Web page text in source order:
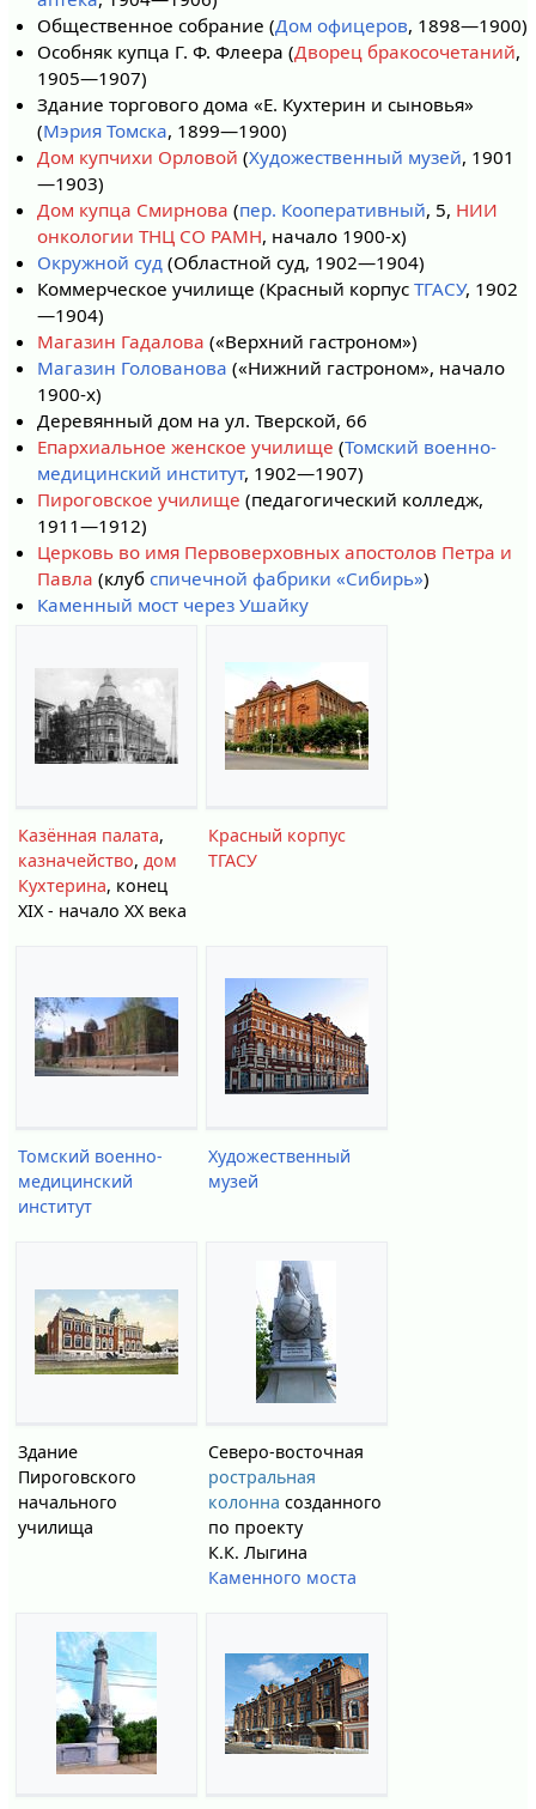
Общественное собрание (Дом офицеров, 1898—1900)
Особняк купца Г. Ф. Флеера (Дворец бракосочетаний,
1905—1907)
Здание торгового дома «Е. Кухтерин и сыновья»
(Мэрия Томска, 1899—1900)
Дом купчихи Орловой (Художественный музей, 1901
—1903)
Дом купца Смирнова (пер. Кооперативный, 5, НИИ
онкологии ТНЦ СО РАМН, начало 1900-х)
Окружной суд (Областной суд, 1902—1904)
Коммерческое училище (Красный корпусТГАСУ, 1902
—1904)
Магазин Гадалова («Верхний гастроном»)
Магазин Голованова («Нижний гастроном», начало
1900-х)
Деревянный дом на ул. Тверской, 66
Епархиальное женское училище (Томский военно-
медицинский институт, 1902—1907)
Пироговское училище (педагогический колледж,
1911—1912)
Церковь во имя Первоверховных апостолов Петра и
Павла (клубспичечной фабрики «Сибирь»)
Каменный мост через Ушайку
Казённая палата,
казначейство, дом
Кухтерина, конец
XIX - начало ХХ века
Красный корпус
ТГАСУ
Томский военно-
медицинский
институт
Художественный
музей
Здание
Пироговского
начального
училища
Северо-восточная
ростральная
колонна созданного
по проекту
К.К. Лыгина
Каменного моста